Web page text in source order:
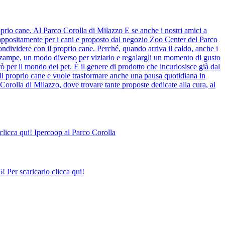
cane. Al Parco Corolla di Milazzo E se anche i nostri amici a
per i cani e proposto dal negozio Zoo Center del Parco
con il proprio cane. Perché, quando arriva il caldo, anche i
un modo diverso per viziarlo e regalargli un momento di gusto
per il mondo dei pet. È il genere di prodotto che incuriosisce già dal
cane e vuole trasformare anche una pausa quotidiana in
di Milazzo, dove trovare tante proposte dedicate alla cura, al
qui! Ipercoop al Parco Corolla
Per scaricarlo clicca qui!